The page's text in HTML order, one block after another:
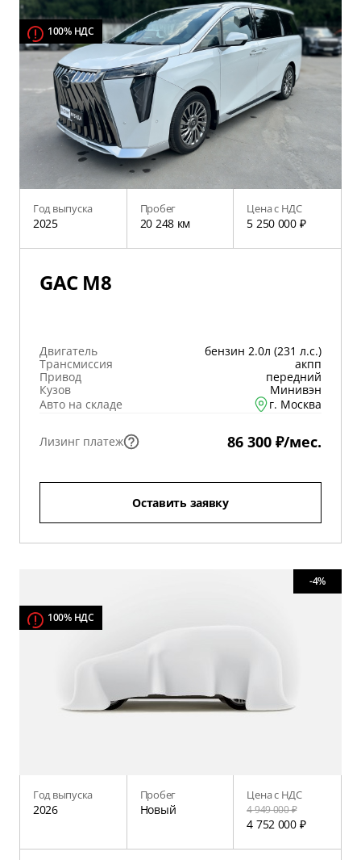
100% НДС
Год выпуска
2025
Пробег
20 248 км
Цена с НДС
5 250 000 ₽
GAC M8
Двигатель
бензин 2.0л (231 л.с.)
Трансмиссия
акпп
Привод
передний
Кузов
Минивэн
Авто на складе
г. Москва
Лизинг платеж 86 300 ₽/мес.
Оставить заявку
100% НДС
-4%
Год выпуска
2026
Пробег
Новый
Цена с НДС
4 949 000 ₽
4 752 000 ₽